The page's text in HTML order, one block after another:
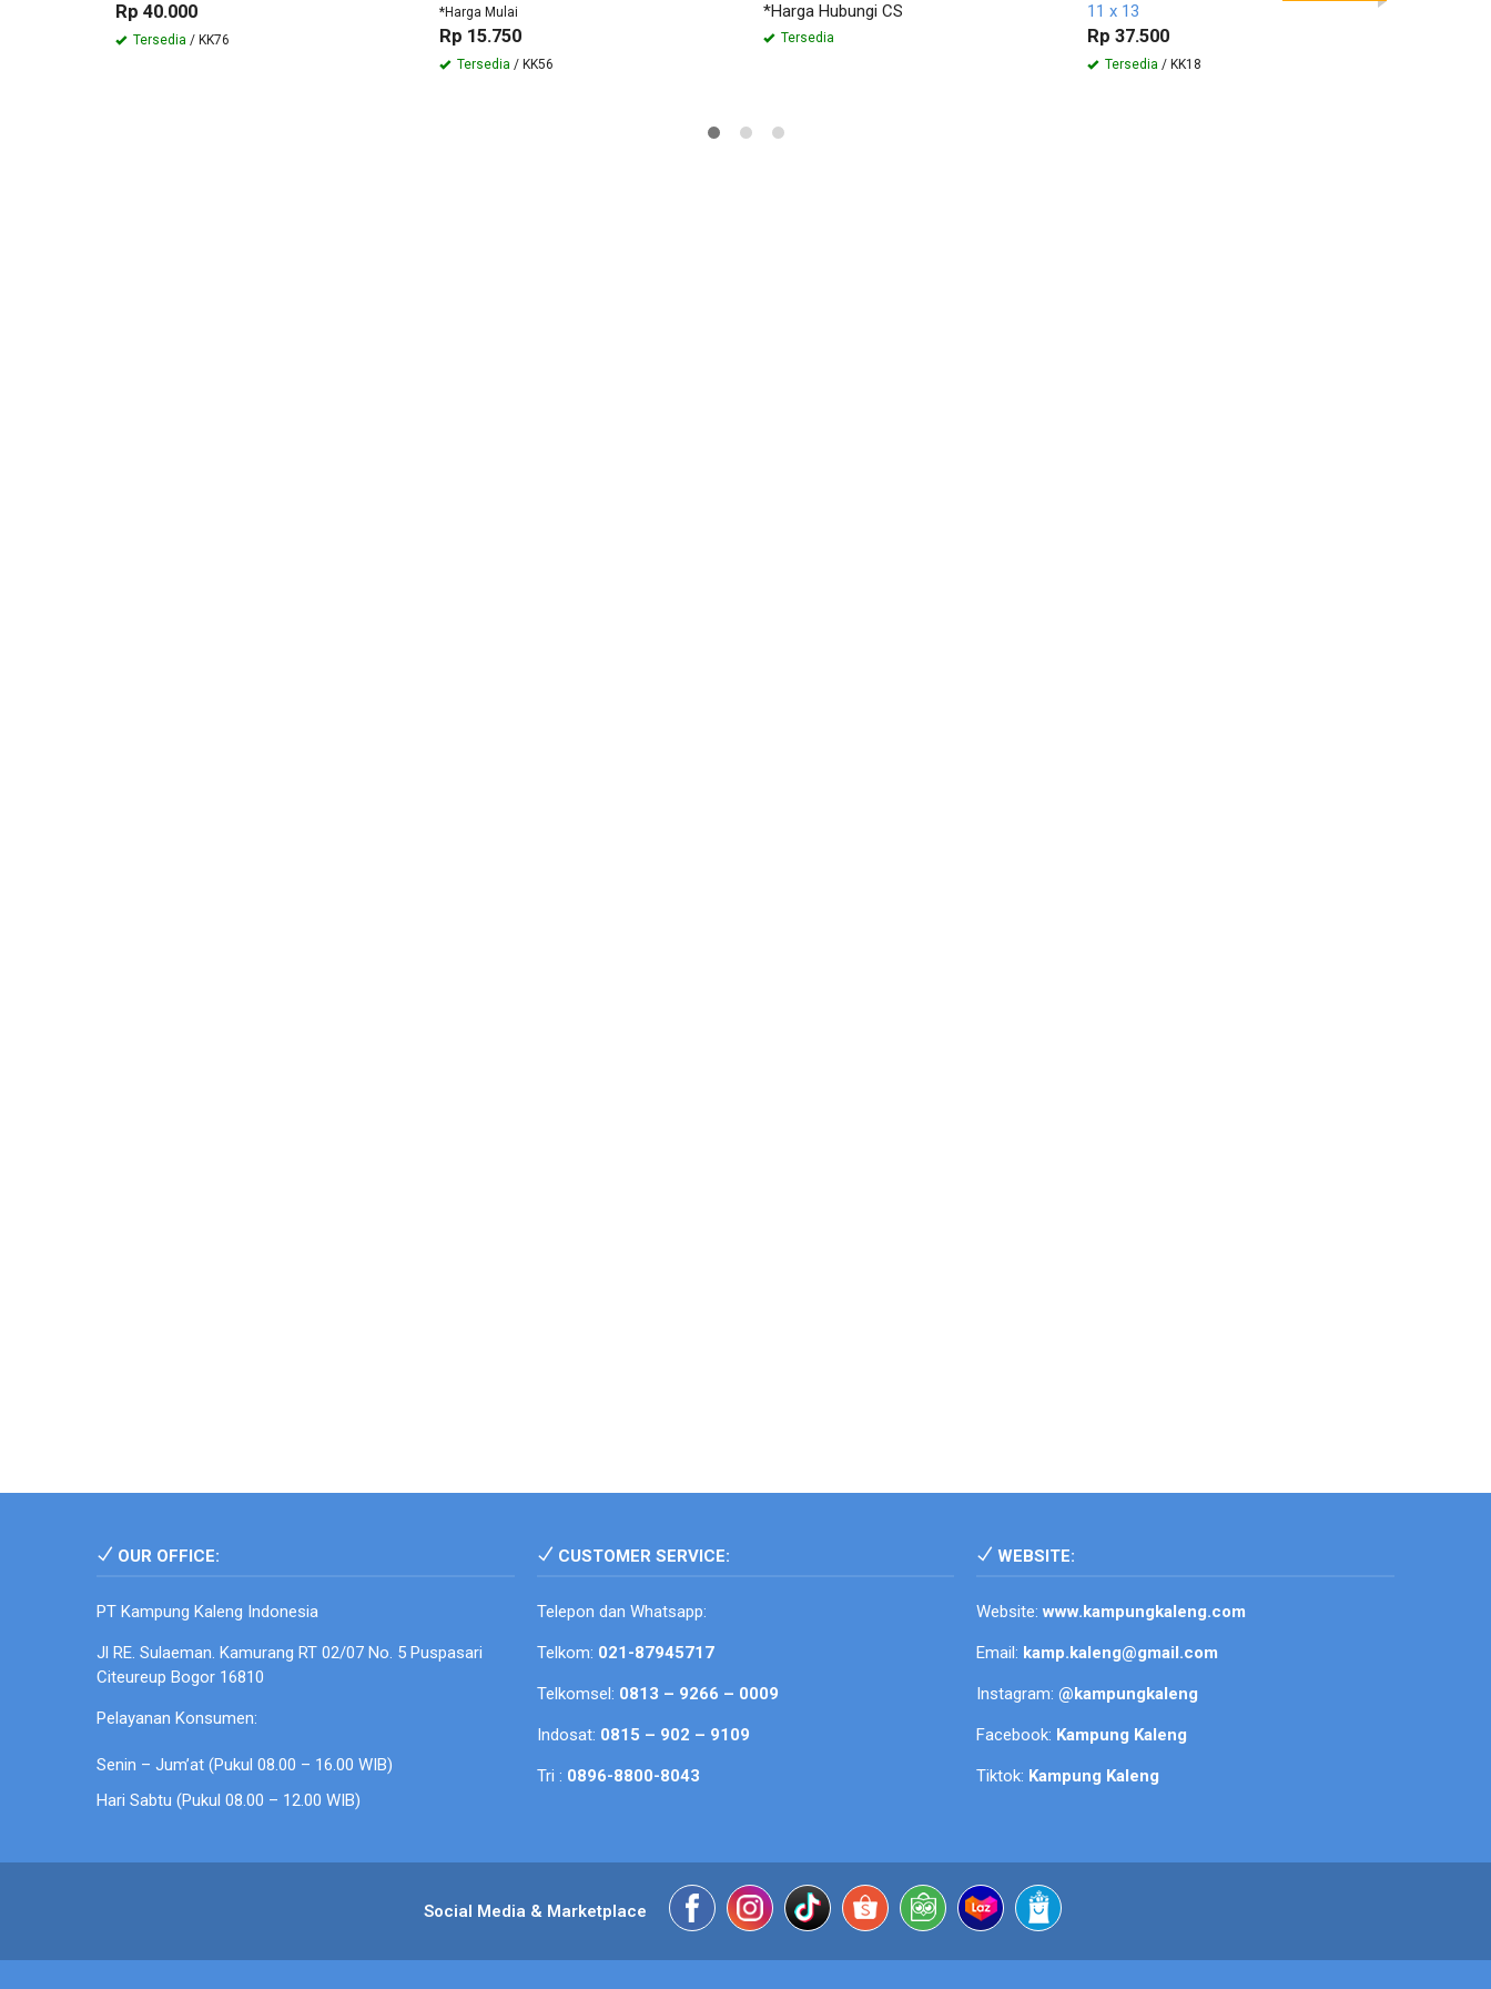
Rp 40.000
Tersedia / KK76
*Harga Mulai
Rp 15.750
Tersedia / KK56
*Harga Hubungi CS
Tersedia
11 x 13
Rp 37.500
Tersedia / KK18
OUR OFFICE:
PT Kampung Kaleng Indonesia
Jl RE. Sulaeman. Kamurang RT 02/07 No. 5 Puspasari
Citeureup Bogor 16810
Pelayanan Konsumen:
Senin – Jum’at (Pukul 08.00 – 16.00 WIB)
Hari Sabtu (Pukul 08.00 – 12.00 WIB)
CUSTOMER SERVICE:
Telepon dan Whatsapp:
Telkom: 021-87945717
Telkomsel: 0813 – 9266 – 0009
Indosat: 0815 – 902 – 9109
Tri : 0896-8800-8043
WEBSITE:
Website:www.kampungkaleng.com
Email: kamp.kaleng@gmail.com
Instagram:@kampungkaleng
Facebook: Kampung Kaleng
Tiktok: Kampung Kaleng
Social Media & Marketplace